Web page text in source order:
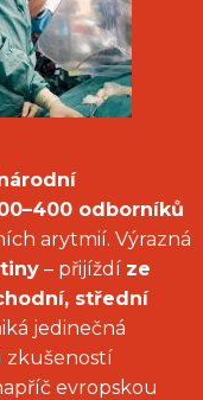
odborníků
arytmií. Výrazná
– přijíždí ze
střední
jedinečná
zkušeností
evropskou